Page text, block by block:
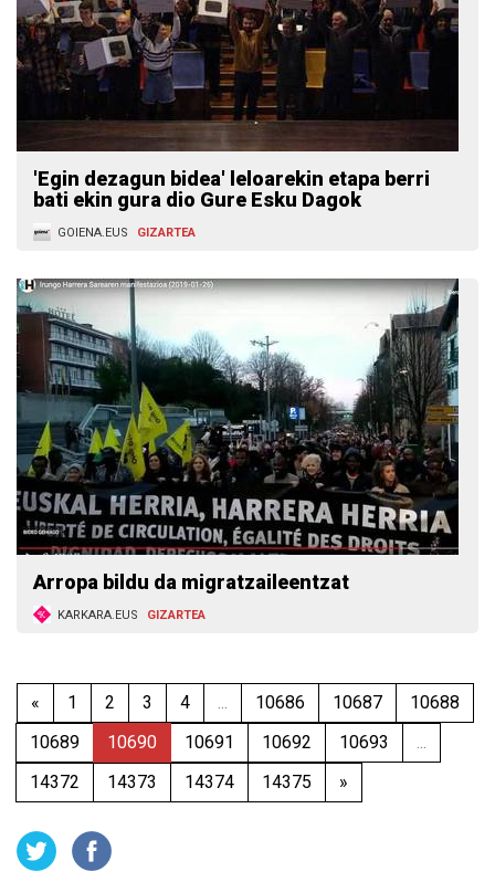
'Egin dezagun bidea' leloarekin etapa berri
bati ekin gura dio Gure Esku Dagok
GOIENA.EUS GIZARTEA
Arropa bildu da migratzaileentzat
KARKARA.EUS GIZARTEA
« 1 2 3 4 ... 10686 10687
10688
10689
10690 10691 10692 10693
...
14372
14373 14374 14375 »